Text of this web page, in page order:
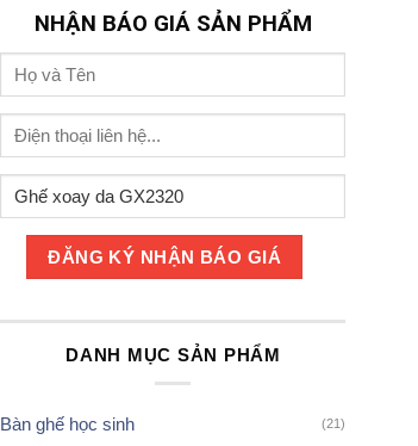
NHẬN BÁO GIÁ SẢN PHẨM
DANH MỤC SẢN PHẨM
Bàn ghế học sinh (21)